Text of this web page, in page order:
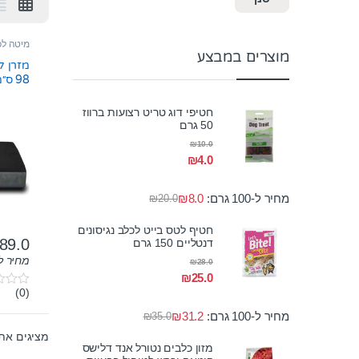
מיטה
מזרן
98 ס״מ
מחיר ל-100
0
u
o
(0)
מציגים את כל ⁦4⁩
מוצרים במבצע
חטיפי דוג טריט רצועות ברווז
50 גרם
₪4.0
₪10.0
מחיר ל-100 גרם: ₪20.0₪8.0
חטיף לטס בייט לכלב נגיסונים
דנטליים 150 גרם
₪25.0
₪28.0
מחיר ל-100 גרם: ₪35.0₪31.2
מזון כלבים נטורל אנד דלישס